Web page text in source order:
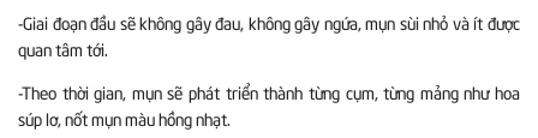
-Giai đoạn đầu sẽ không gây đau, không gây ngứa, mụn sùi nhỏ và ít được
quan tâm tới.
-Theo thời gian, mụn sẽ phát triển thành từng cụm, từng mảngnhư hoa
súp lơ, nốt mụn màu hồng nhạt.